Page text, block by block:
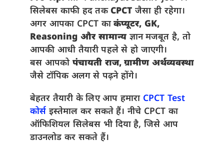
सिलेबस काफी हद तक CPCT जैसा ही रहेगा।
अगर आपका CPCT काकंप्यूटर, GK,
Reasoning और सामान्यज्ञान मजबूत है, तो
आपकी आधी तैयारी पहले से हो जाएगी।
बस आपको पंचायती राज, ग्रामीण अर्थव्यवस्था
जैसे टॉपिक अलग से पढ़ने होंगे।
बेहतर तैयारी के लिए आप हमारा CPCT Test
कोर्स इस्तेमाल कर सकते हैं। नीचे CPCT का
ऑफिशियल सिलेबस भी दिया है, जिसे आप
डाउनलोड कर सकते हैं।